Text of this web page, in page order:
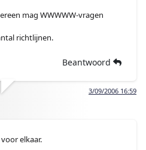
mag WWWWW-vragen
richtlijnen.
Beantwoord
3/09/2006 16:59
elkaar.